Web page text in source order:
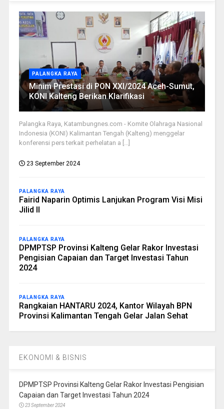
PALANGKA RAYA
Minim Prestasi di PON XXI/2024 Aceh-Sumut,
KONI Kalteng Berikan Klarifikasi
Palangka Raya, Katambungnes.com - Komite Olahraga Nasional
Indonesia (KONI) Kalimantan Tengah (Kalteng) menggelar
konferensi pers terkait perhelatan a [...]
23 September 2024
PALANGKA RAYA
Fairid Naparin Optimis Lanjukan Program Visi Misi
Jilid II
PALANGKA RAYA
DPMPTSP Provinsi Kalteng Gelar Rakor Investasi
Pengisian Capaian dan Target Investasi Tahun
2024
PALANGKA RAYA
Rangkaian HANTARU 2024, Kantor Wilayah BPN
Provinsi Kalimantan Tengah Gelar Jalan Sehat
EKONOMI & BISNIS
DPMPTSP Provinsi Kalteng Gelar Rakor Investasi Pengisian
Capaian dan Target Investasi Tahun 2024
23 September 2024